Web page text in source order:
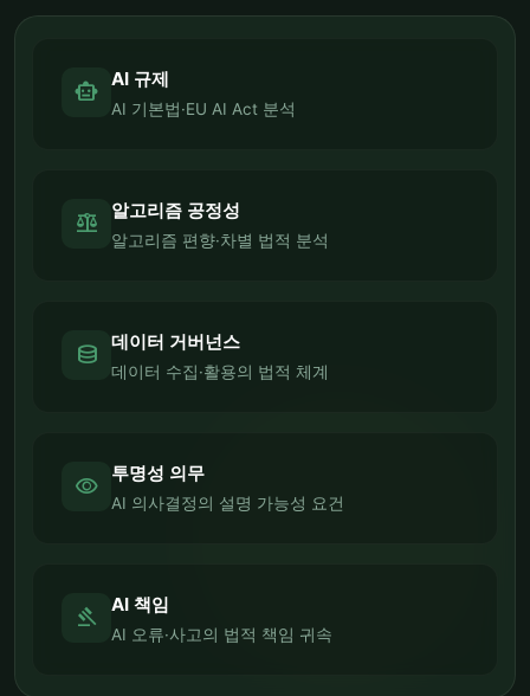
smart_toy AI 규제
AI 기본법·EU AI Act 분석
balance 알고리즘 공정성
알고리즘 편향·차별 법적 분석
database 데이터 거버넌스
데이터 수집·활용의 법적 체계
visibility 투명성 의무
AI 의사결정의 설명 가능성 요건
gavel AI 책임
AI 오류·사고의 법적 책임 귀속